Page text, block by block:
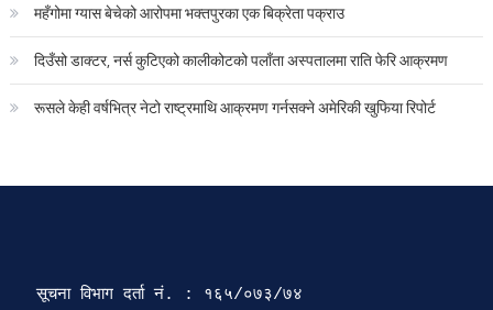
महँगोमा ग्यास बेचेको आरोपमा भक्तपुरका एक बिक्रेता पक्राउ
दिउँसो डाक्टर, नर्स कुटिएको कालीकोटको पलाँता अस्पतालमा राति फेरि आक्रमण
रूसले केही वर्षभित्र नेटो राष्ट्रमाथि आक्रमण गर्नसक्ने अमेरिकी खुफिया रिपोर्ट
सूचना विभाग दर्ता‍ नं. : १६५/०७३/७४